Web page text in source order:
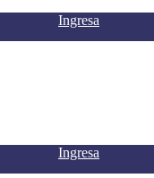
Ingresa
Ingresa